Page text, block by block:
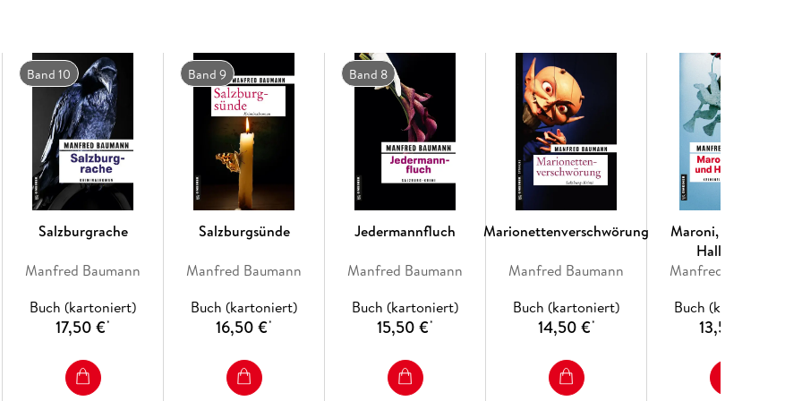
Band 10
Salzburgrache
Manfred Baumann
Buch (kartoniert)
17,50 €*
Band 9
Salzburgsünde
Manfred Baumann
Buch (kartoniert)
16,50 €*
Band 8
Jedermannfluch
Manfred Baumann
Buch (kartoniert)
15,50 €*
Marionettenverschwörung
Manfred Baumann
Buch (kartoniert)
14,50 €*
Maroni, Mord und
Hallelujah
Manfred Baumann
Buch (kartoniert)
13,50 €